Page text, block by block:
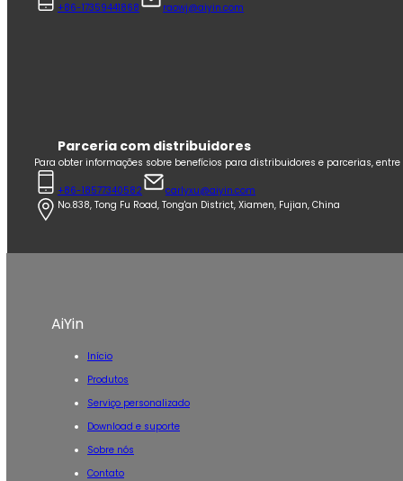
+86-17359441868 raowj@aiyin.com
Parceria com distribuidores
Para obter informações sobre benefícios para distribuidores e parcerias,
+86-18577340582
carlyxu@aiyin.com
No.838, Tong Fu Road, Tong'an District, Xiamen, Fujian, China
AiYin
Início
Produtos
Serviço personalizado
Download e suporte
Sobre nós
Contato